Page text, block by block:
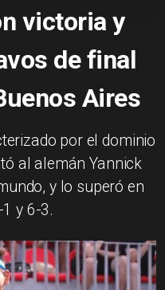
victoria y
de final
Aires
por el dominio
al alemán Yannick
y lo superó en
y 6-3.